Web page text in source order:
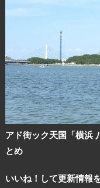
アド街ック天国「横浜
とめ
いいね！して更新情報